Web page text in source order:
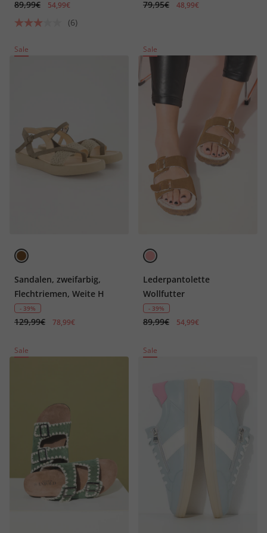
89,99€ 54,99€
(6)
79,95€ 48,99€
Sale
Sandalen, zweifarbig,
Flechtriemen, Weite H
- 39%
129,99€ 78,99€
Sale
Lederpantolette
Wollfutter
- 39%
89,99€ 54,99€
Sale Sale